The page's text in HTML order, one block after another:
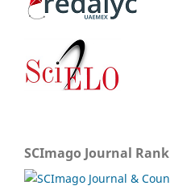
SCImago Journal Rank